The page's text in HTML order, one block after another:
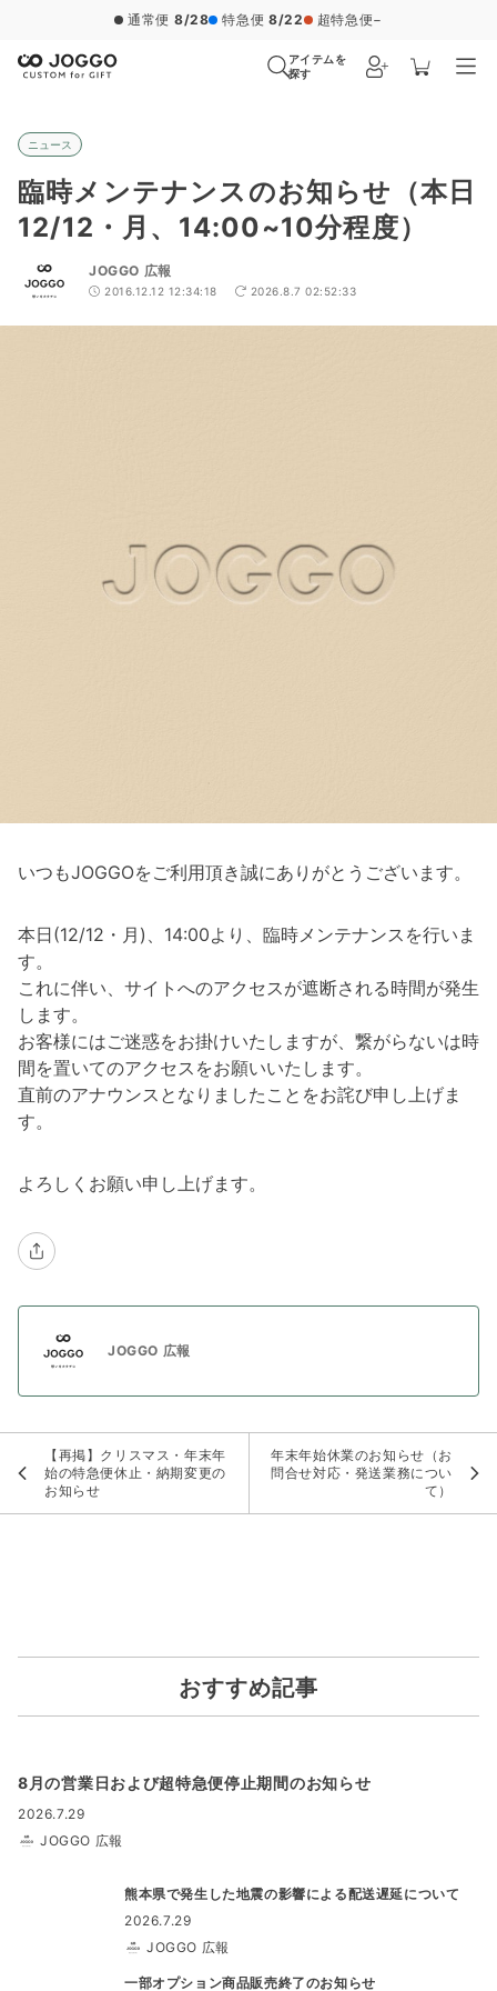
通常便 8/28 特急便 8/22 超特急便−
アイテムを
探す
ニュース
臨時メンテナンスのお知らせ（本日
12/12・月、14:00~10分程度）
JOGGO 広報
2016.12.12 12:34:18 2026.8.7 02:52:33
いつもJOGGOをご利用頂き誠にありがとうございます。
本日(12/12・月)、14:00より、臨時メンテナンスを行いま
す。
これに伴い、サイトへのアクセスが遮断される時間が発生
します。
お客様にはご迷惑をお掛けいたしますが、繋がらないは時
間を置いてのアクセスをお願いいたします。
直前のアナウンスとなりましたことをお詫び申し上げま
す。
よろしくお願い申し上げます。
JOGGO 広報
【再掲】クリスマス・年末年
始の特急便休止・納期変更の
お知らせ
年末年始休業のお知らせ（お
問合せ対応・発送業務につい
て）
おすすめ記事
8月の営業日および超特急便停止期間のお知らせ
2026.7.29
JOGGO 広報
熊本県で発生した地震の影響による配送遅延について
2026.7.29
JOGGO 広報
一部オプション商品販売終了のお知らせ